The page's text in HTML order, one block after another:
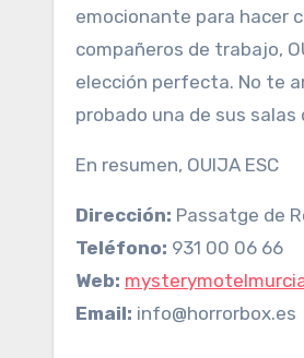
emocionante para hacer
compañeros de trabajo,
elección perfecta. No te
probado una de sus salas
En resumen, OUIJA ESC
Dirección: Passatge de
Teléfono: 931 00 06 66
Web:
Email: info@horrorbox.es